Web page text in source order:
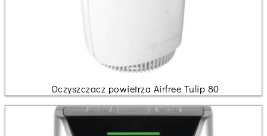
Oczyszczacz powietrza Airfree Tulip 80